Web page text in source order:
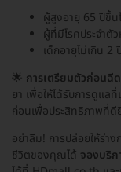
ผู้สูงอายุ 65 ปีขึ้น
ผู้ที่มีโรคประจำตั
เด็กอายุไม่เกิน 2 ปี
🌟 การเตรียมตัวก่อนฉี
ยา เพื่อให้ได้รับการดูแล
ก่อนเพื่อประสิทธิภาพที่ดี
อย่าลืม! การปล่อยให้ร่า
ชีวิตของคุณได้ จองบริ